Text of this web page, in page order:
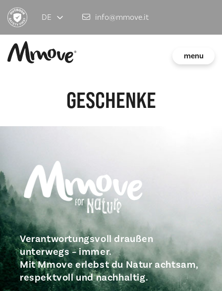
DE info@mmove.it
menu
GESCHENKE
Verantwortungsvoll draußen
unterwegs – immer.
Mit Mmove erlebst du Natur achtsam,
respektvoll und nachhaltig.